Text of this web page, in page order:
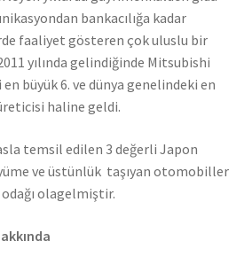
bankacılığa kadar
faaliyet gösteren çok uluslu bir
yılında gelindiğinde Mitsubishi
büyük 6. ve dünya genelindeki en
haline geldi.
temsil edilen 3 değerli Japon
ve üstünlük taşıyan otomobiller
olagelmiştir.